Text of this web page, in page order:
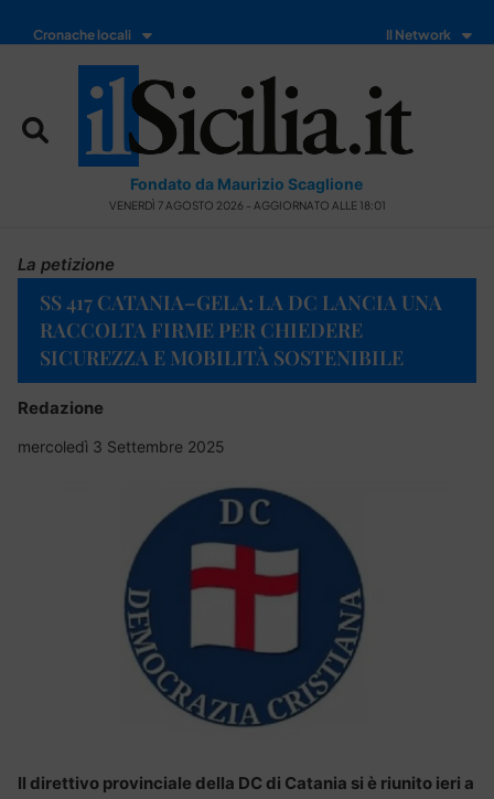
Cronache locali Il Network
Fondato da Maurizio Scaglione
VENERDÌ 7 AGOSTO 2026 - AGGIORNATO ALLE 18:01
La petizione
SS 417 CATANIA–GELA: LA DC LANCIA UNA
RACCOLTA FIRME PER CHIEDERE
SICUREZZA E MOBILITÀ SOSTENIBILE
Redazione
mercoledì 3 Settembre 2025
Il direttivo provinciale della DC di Catania si è riunito ieri a